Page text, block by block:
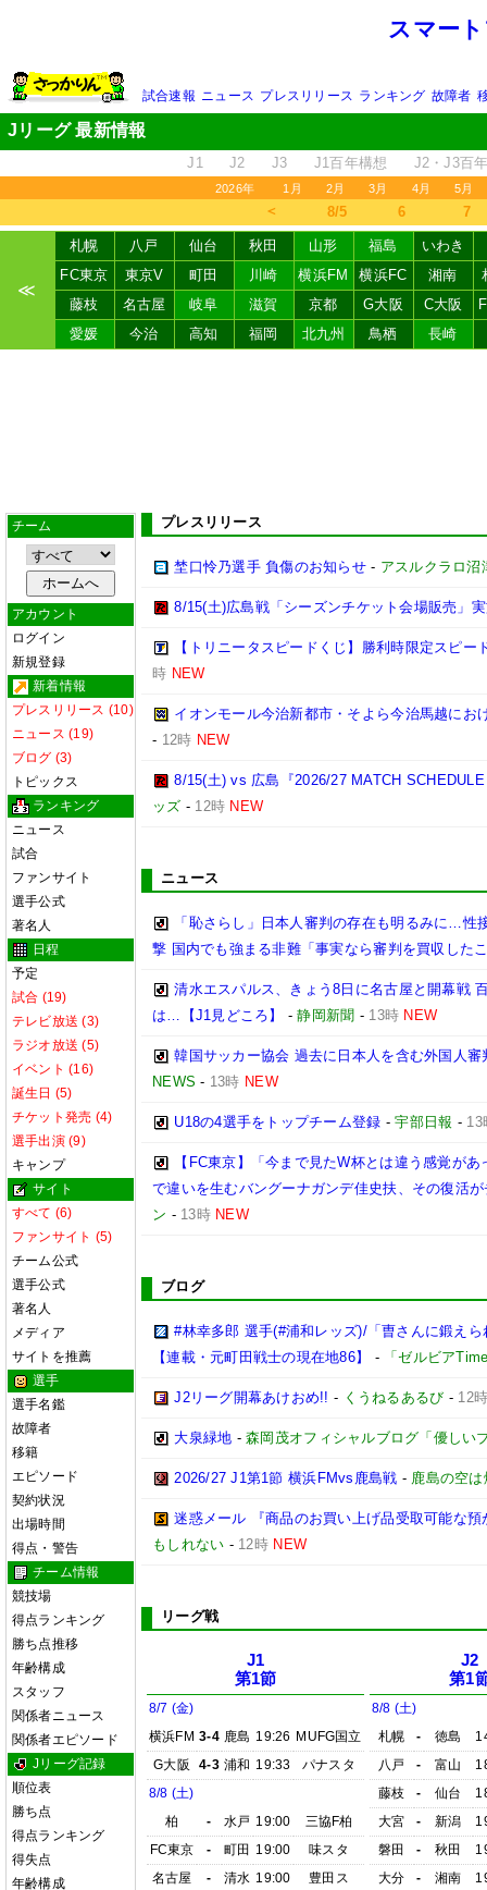
スマー
試合速報 ニュース プレスリリース ランキング 故障者
Jリーグ 最新情報
J1 J2 J3 J1百年構想 J2・J3百
2026年 1月 2月 3月 4月 5月
＜ 8/5 6 7
≪
札幌 八戸 仙台 秋田 山形 福島
いわき
FC東京
東京V 町田 川崎 横浜FM 横浜FC 湘南
藤枝
名古屋 岐阜 滋賀 京都 G大阪 C大阪
愛媛
今治 高知 福岡 北九州 鳥栖 長崎
チーム
アカウント
ログイン
新規登録
新着情報
プレスリリース (10)
ニュース (19)
ブログ (3)
トピックス
ランキング
ニュース
試合
ファンサイト
選手公式
著名人
日程
予定
試合 (19)
テレビ放送 (3)
ラジオ放送 (5)
イベント (16)
誕生日 (5)
チケット発売 (4)
選手出演 (9)
キャンプ
サイト
すべて (6)
ファンサイト (5)
チーム公式
選手公式
著名人
メディア
サイトを推薦
選手
選手名鑑
故障者
移籍
エピソード
契約状況
出場時間
得点・警告
チーム情報
競技場
得点ランキング
勝ち点推移
年齢構成
スタッフ
関係者ニュース
関係者エピソード
Jリーグ記録
順位表
勝ち点
得点ランキング
得失点
年齢構成
プレスリリース
埜口怜乃選手 負傷のお知らせ - アスルクラロ沼
8/15(土)広島戦「シーズンチケット会場販売」
【トリニータスピードくじ】勝利時限定スピー
時 NEW
イオンモール今治新都市・そよら今治馬越にお
- 12時 NEW
8/15(土) vs 広島『2026/27 MATCH
ッズ - 12時 NEW
ニュース
「恥さらし」日本人審判の存在も明るみに…性
撃 国内でも強まる非難「事実なら審判を買収した
清水エスパルス、きょう8日に名古屋と開幕戦
は…【J1見どころ】
-静岡新聞 - 13時 NEW
韓国サッカー協会 過去に日本人を含む外国人
NEWS - 13時 NEW
U18の4選手をトップチーム登録 -宇部日報 - 13
【FC東京】「今まで見たW杯とは違う感覚が
で違いを生むバングーナガンデ佳史扶、その復活
ン - 13時 NEW
ブログ
#林幸多郎 選手(#浦和レッズ)/「曺さんに鍛え
【連載・元町田戦士の現在地86】
- 「ゼルビア
J2リーグ開幕あけおめ!! - くうねるあるび - 12
大泉緑地 -森岡茂オフィシャルブログ「優しい
2026/27 J1第1節 横浜FMvs鹿島戦 - 鹿島の空
迷惑メール 『商品のお買い上げ品受取可能な
もしれない - 12時 NEW
リーグ戦
J1
第1節
8/7 (金)
横浜FM 3-4 鹿島 19:26 MUFG国立
G大阪
4-3 浦和 19:33
パナスタ
8/8 (土)
柏
- 水戸 19:00
三協F柏
FC東京
- 町田 19:00
味スタ
名古屋
- 清水 19:00
豊田ス
J2
第1
8/8 (土)
札幌
- 徳島
八戸
- 富山
藤枝
- 仙台
大宮
- 新潟
磐田
- 秋田
大分
- 湘南